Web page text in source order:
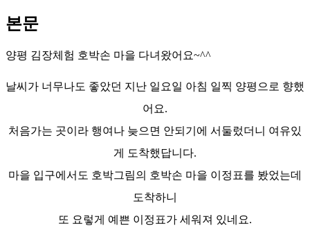
본문
양평 김장체험 호박손 마을 다녀왔어요~^^
날씨가 너무나도 좋았던 지난 일요일 아침 일찍 양평으로 향했
어요.
처음가는 곳이라 행여나 늦으면 안되기에 서둘렀더니 여유있
게 도착했답니다.
마을 입구에서도 호박그림의 호박손 마을 이정표를 봤었는데
도착하니
또 요렇게 예쁜 이정표가 세워져 있네요.